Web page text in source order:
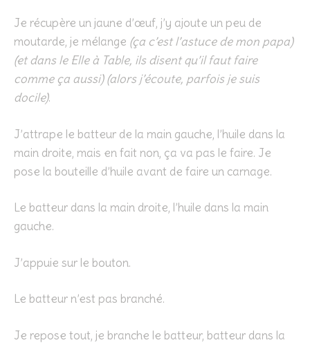
Je récupère un jaune d’œuf, j’y ajoute un peu de
moutarde, je mélange (ça c’est l’astuce de mon papa)
(et dans le Elle à Table, ils disent qu’il faut faire
comme ça aussi) (alors j’écoute, parfois je suis
docile).
J’attrape le batteur de la main gauche, l’huile dans la
main droite, mais en fait non, ça va pas le faire. Je
pose la bouteille d’huile avant de faire un carnage.
Le batteur dans la main droite, l’huile dans la main
gauche.
J’appuie sur le bouton.
Le batteur n’est pas branché.
Je repose tout, je branche le batteur, batteur dans la